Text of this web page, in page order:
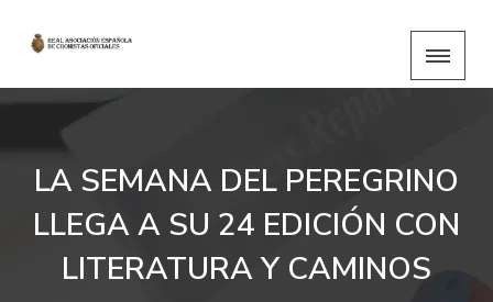
LA SEMANA DEL PEREGRINO
LLEGA A SU 24 EDICIÓN CON
LITERATURA Y CAMINOS